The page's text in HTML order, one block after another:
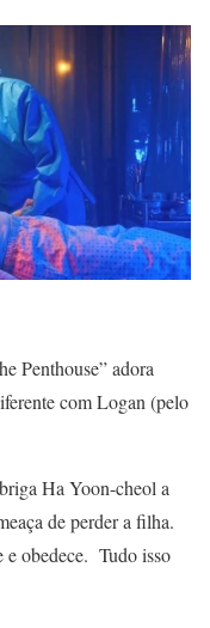
Penthouse” adora
com Logan (pelo
Ha Yoon-cheol a
de perder a filha.
e obedece. Tudo isso